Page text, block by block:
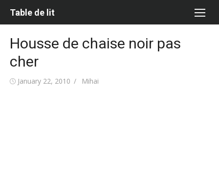
Table de lit
Housse de chaise noir pas
cher
Posted
January 22, 2010 Author
Mihai